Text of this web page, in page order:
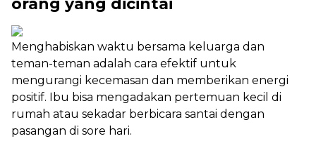
orang yang dicintai
Menghabiskan waktu bersama keluarga dan
teman-teman adalah cara efektif untuk
mengurangi kecemasan dan memberikan energi
positif. Ibu bisa mengadakan pertemuan kecil di
rumah atau sekadar berbicara santai dengan
pasangan di sore hari.